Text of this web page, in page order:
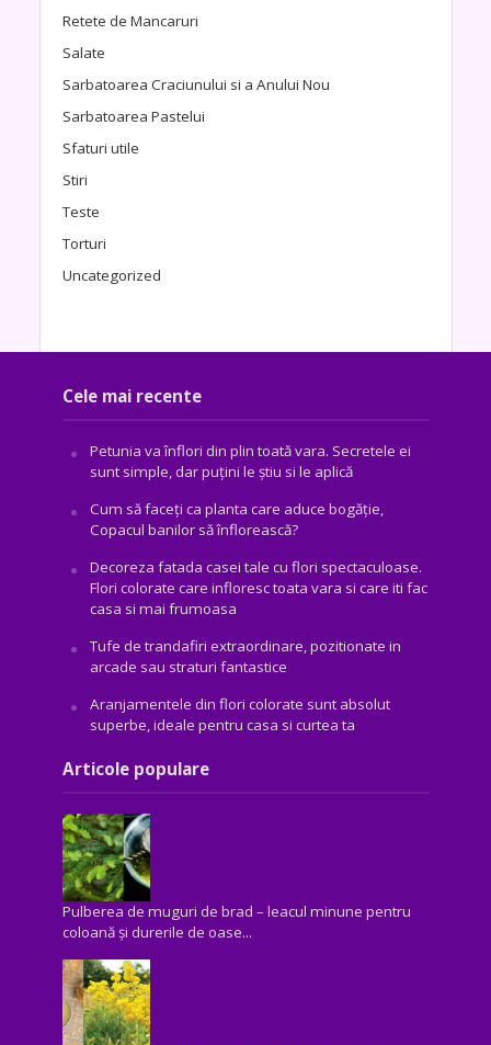
Retete de Mancaruri
Salate
Sarbatoarea Craciunului si a Anului Nou
Sarbatoarea Pastelui
Sfaturi utile
Stiri
Teste
Torturi
Uncategorized
Cele mai recente
Petunia va înflori din plin toată vara. Secretele ei
sunt simple, dar puțini le știu si le aplică
Cum să faceți ca planta care aduce bogăţie,
Copacul banilor să înflorească?
Decoreza fatada casei tale cu flori spectaculoase.
Flori colorate care infloresc toata vara si care iti fac
casa si mai frumoasa
Tufe de trandafiri extraordinare, pozitionate in
arcade sau straturi fantastice
Aranjamentele din flori colorate sunt absolut
superbe, ideale pentru casa si curtea ta
Articole populare
Pulberea de muguri de brad – leacul minune pentru
coloană și durerile de oase...